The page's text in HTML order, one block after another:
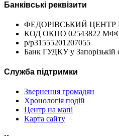
Банківські реквізити
ФЕДОРІВСЬКИЙ ЦЕНТР
КОД ОКПО 02543822
р/р31555201207055
Банк ГУДКУ у Запорізькій
Служба підтримки
Звернення громадян
Хронологія подій
Центр на мапі
Карта сайту